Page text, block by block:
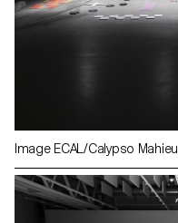
Image ECAL/Calypso Mahieu